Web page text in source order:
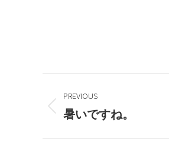
navigation
PREVIOUS
Previous
暑いですね。